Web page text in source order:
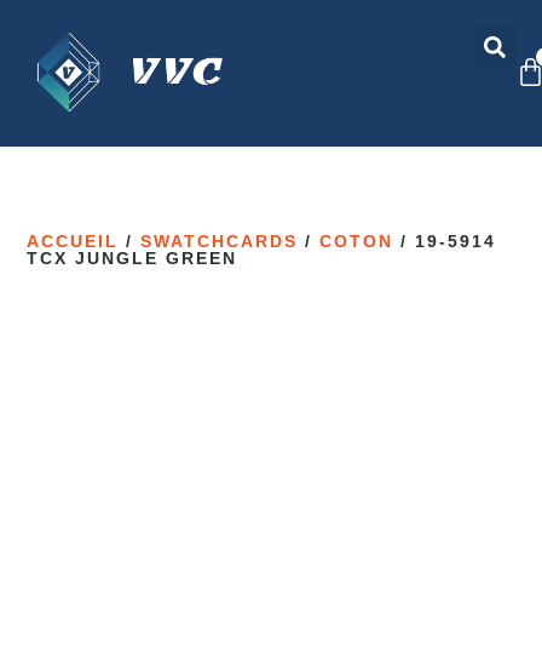
ACCUEIL /SWATCHCARDS /COTON / 19-5914
TCX JUNGLE GREEN